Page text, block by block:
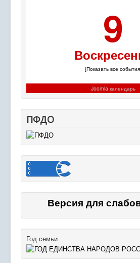
9
[Показать все
Joomla календарь
ПФДО
Версия для
Год семьи